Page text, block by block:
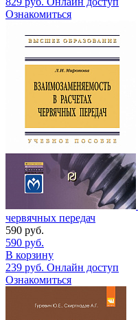
Ознакомиться
червячных передач
590 руб.
590 руб.
В корзину
239 руб. Онлайн доступ
Ознакомиться